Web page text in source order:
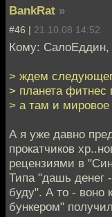
BankRat »
#46 | 21.10.08 14:52
Кому: СалоЕддин,
> ждем
> планета фитнес
> а там и мировое
А я уже давно
прокатчиков
рецензиями в
Типа "дашь денег
буду". А то - воно
бункером"